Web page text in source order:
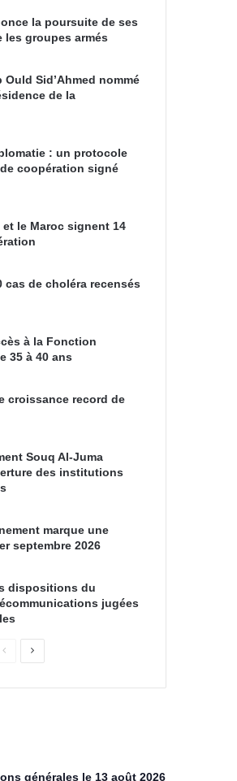
la poursuite de ses
groupes armés
Ould Sid’Ahmed nommé
de la
: un protocole
coopération signé
le Maroc signent 14
cas de choléra recensés
à la Fonction
35 à 40 ans
croissance record de
Souq Al-Juma
des institutions
marque une
septembre 2026
dispositions du
jugées
générales le 13 août 2026